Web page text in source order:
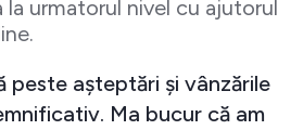
urmatorul nivel cu ajutorul
peste așteptări și vânzările
Ma bucur că am